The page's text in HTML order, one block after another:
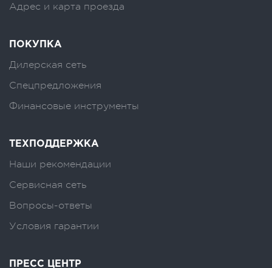
Адрес и карта проезда
ПОКУПКА
Дилерская сеть
Спецпредложения
Финансовые инструменты
ТЕХПОДДЕРЖКА
Наши рекомендации
Сервисная сеть
Вопросы-ответы
Условия гарантии
ПРЕСС ЦЕНТР